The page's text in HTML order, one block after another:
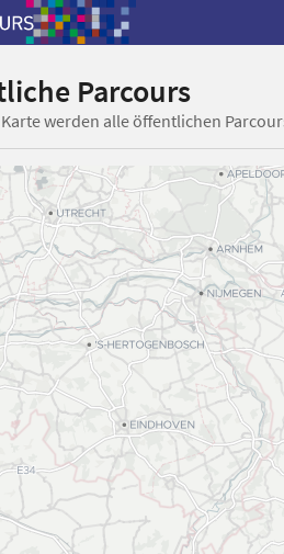
Parcours
werden alle öffentlichen